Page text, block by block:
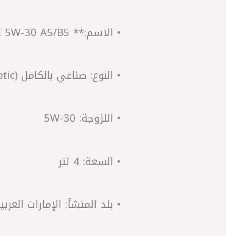
• الاسم:** Castrol EDGE 5W-30 A5/B5
• النوع: صناعي بالكامل (Fully Synthetic)
• اللزوجة: 5W-30
• السعة: 4 لتر
• بلد المنشأ: الإمارات